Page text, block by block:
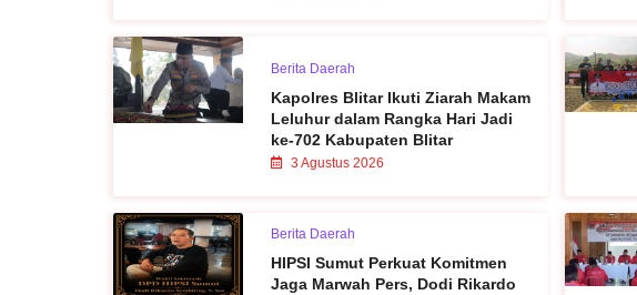
Berita Daerah
Kapolres Blitar Ikuti Ziarah Makam
Leluhur dalam Rangka Hari Jadi
ke-702 Kabupaten Blitar
3 Agustus 2026
Berita Daerah
HIPSI Sumut Perkuat Komitmen
Jaga Marwah Pers, Dodi Rikardo